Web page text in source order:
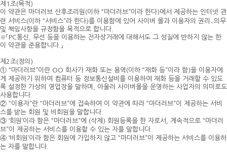
제1조(목적)
이 약관은 마더러브 산후조리원(이하 “마더러브”이라 한다)에서 제공하는 인터넷 관
련 서비스(이하 “서비스”라 한다)를 이용함에 있어 사이버 몰과 이용자의 권리․의무
및 책임사항을 규정함을 목적으로 합니다.
※「PC통신, 무선 등을 이용하는 전자상거래에 대해서도 그 성질에 반하지 않는 한
이 약관을 준용합니다.」
제2조(정의)
① “마더러브”이란 OO 회사가 재화 또는 용역(이하 “재화 등”이라 함)을 이용자에
게 제공하기 위하여 컴퓨터 등 정보통신설비를 이용하여 재화 등을 거래할 수 있도
록 설정한 가상의 영업장을 말하며, 아울러 사이버몰을 운영하는 사업자의 의미로도
사용합니다.
② “이용자”란 “마더러브”에 접속하여 이 약관에 따라 “마더러브”이 제공하는 서비
스를 받는 회원 및 비회원을 말합니다.
③ ‘회원’이라 함은 “마더러브”에 (삭제) 회원등록을 한 자로서, 계속적으로 “마더러
브”이 제공하는 서비스를 이용할 수 있는 자를 말합니다.
④ ‘비회원’이라 함은 회원에 가입하지 않고 “마더러브”이 제공하는 서비스를 이용하
는 자를 말합니다.